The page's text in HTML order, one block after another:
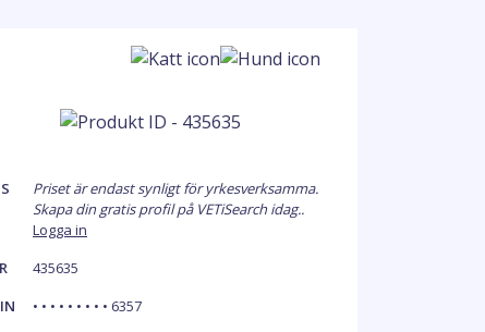
Priset är endast synligt för yrkesverksamma.
Skapa din gratis profil på VETiSearch idag..
Logga in
435635
• • • • • • • • • 6357